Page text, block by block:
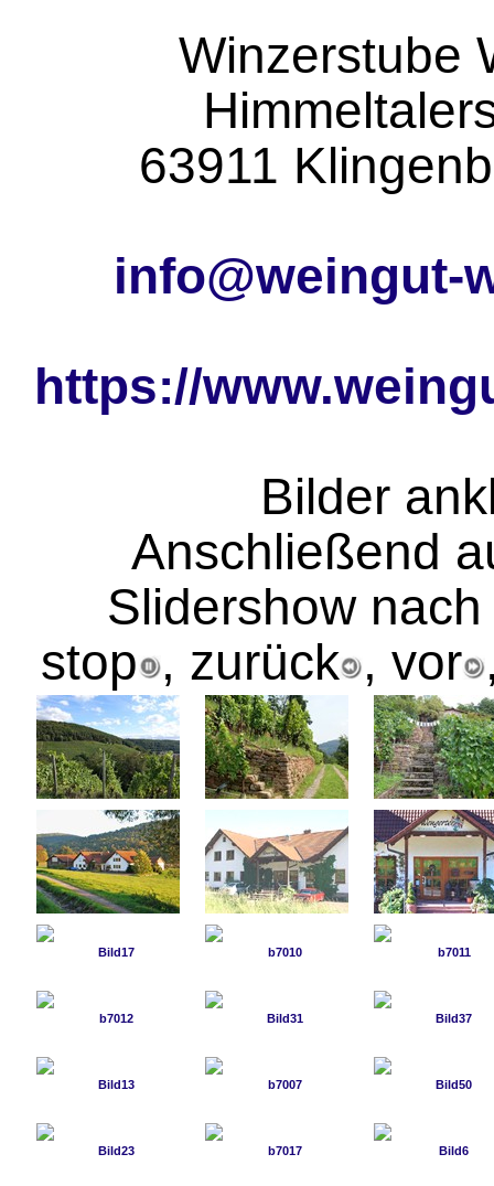
Winzerstube
63911
info@weingut-
https://
Bilder
Anschließend
Slidershow
stop , zurück , vor